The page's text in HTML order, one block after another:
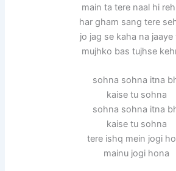
main ta tere naal hi
har gham sang tere
jo jag se kaha na jaaye
mujhko bas tujhse
sohna sohna itna
kaise tu sohna
sohna sohna itna
kaise tu sohna
tere ishq mein jogi
mainu jogi hona